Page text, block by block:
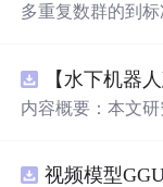
多重复数群的到
内容概要：本文
探讨了将强化学